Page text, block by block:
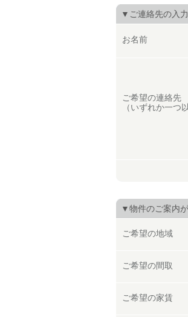
▼ご連絡先の入
お名前
ご希望の連絡先
（いずれか一つ
▼物件のご案内
ご希望の地域
ご希望の間取
ご希望の家賃